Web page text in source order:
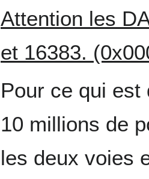
Attention les
et 16383.
Pour ce qui est
10 millions de
les deux voies